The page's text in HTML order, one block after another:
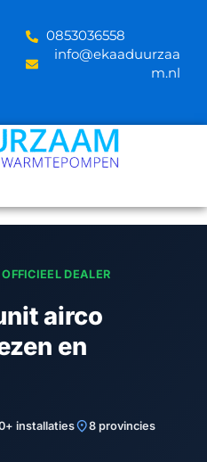
‪0853036558
info@ekaaduurzaa
m.nl
DEALER
airco
en
installatieslocation_on8 provincies